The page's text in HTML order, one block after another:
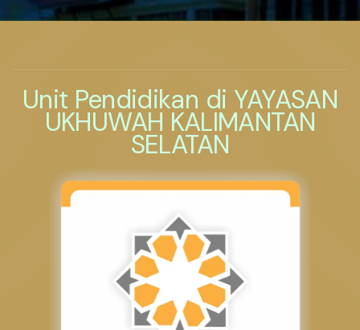
Unit Pendidikan di YAYASAN
UKHUWAH KALIMANTAN
SELATAN